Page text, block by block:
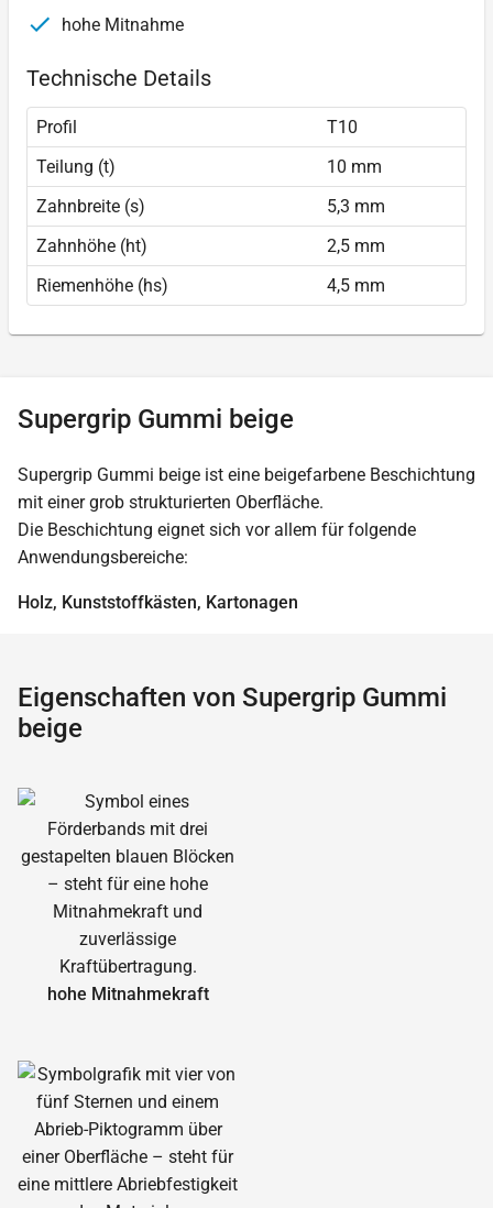
hohe Mitnahme
Technische Details
Profil
T10
Teilung (t)
10 mm
Zahnbreite (s)
5,3 mm
Zahnhöhe (ht)
2,5 mm
Riemenhöhe (hs)
4,5 mm
Supergrip Gummi beige
Supergrip Gummi beige ist eine beigefarbene Beschichtung
mit einer grob strukturierten Oberfläche.
Die Beschichtung eignet sich vor allem für folgende
Anwendungsbereiche:
Holz, Kunststoffkästen, Kartonagen
Eigenschaften von Supergrip Gummi
beige
hohe Mitnahmekraft